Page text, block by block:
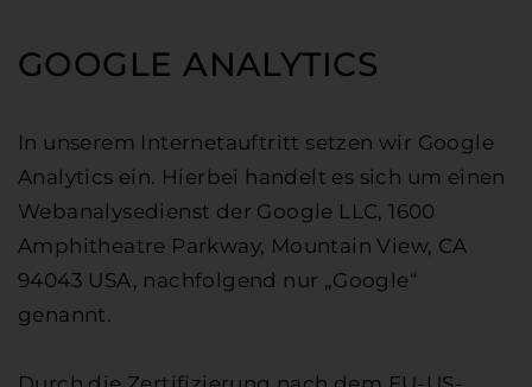
GOOGLE ANALYTICS
In unserem Internetauftritt setzen wir Google
Analytics ein. Hierbei handelt es sich um einen
Webanalysedienst der Google LLC, 1600
Amphitheatre Parkway, Mountain View, CA
94043 USA, nachfolgend nur „Google“
genannt.